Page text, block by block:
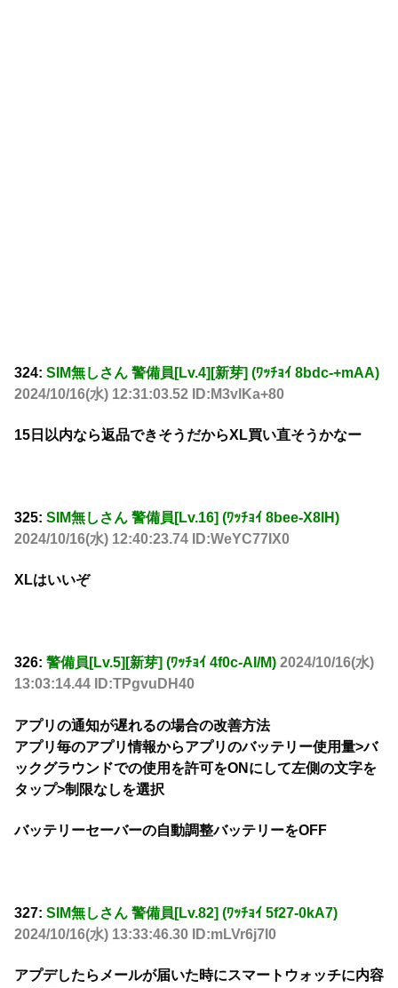
324: SIM無しさん 警備員[Lv.4][新芽] (ﾜｯﾁｮｲ 8bdc-+mAA)
2024/10/16(水) 12:31:03.52 ID:M3vlKa+80
15日以内なら返品できそうだからXL買い直そうかなー
325: SIM無しさん 警備員[Lv.16] (ﾜｯﾁｮｲ 8bee-X8lH)
2024/10/16(水) 12:40:23.74 ID:WeYC77IX0
XLはいいぞ
326: 警備員[Lv.5][新芽] (ﾜｯﾁｮｲ 4f0c-AI/M) 2024/10/16(水)
13:03:14.44 ID:TPgvuDH40
アプリの通知が遅れるの場合の改善方法
アプリ毎のアプリ情報からアプリのバッテリー使用量>バ
ックグラウンドでの使用を許可をONにして左側の文字を
タップ>制限なしを選択
バッテリーセーバーの自動調整バッテリーをOFF
327: SIM無しさん 警備員[Lv.82] (ﾜｯﾁｮｲ 5f27-0kA7)
2024/10/16(水) 13:33:46.30 ID:mLVr6j7l0
アプデしたらメールが届いた時にスマートウォッチに内容